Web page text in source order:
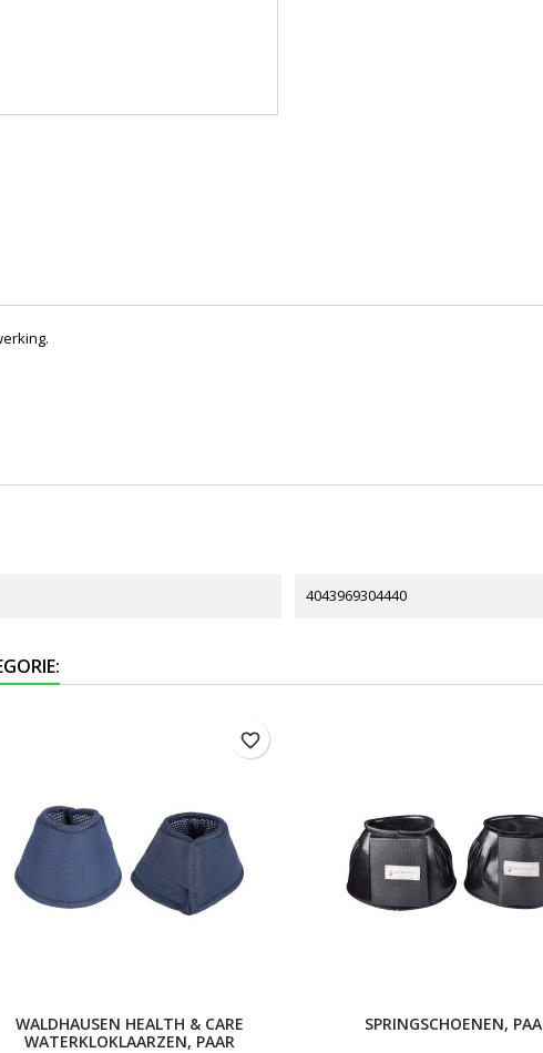
4043969304440
WALDHAUSEN HEALTH & CARE
WATERKLOKLAARZEN, PAAR
favorite_border
SPRINGSCHOENEN,